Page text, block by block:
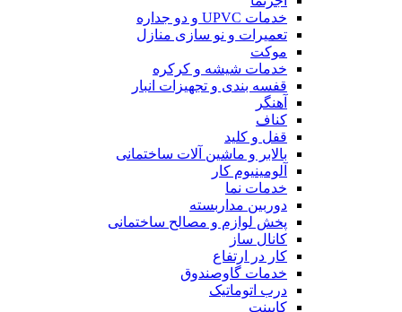
خدمات UPVC و دو جداره
تعمیرات و نو سازی منازل
موکت
خدمات شیشه و کرکره
قفسه بندی و تجهیزات انبار
آهنگر
کناف
قفل و کلید
بالابر و ماشین آلات ساختمانی
آلومینیوم کار
خدمات نما
دوربین مداربسته
پخش لوازم و مصالح ساختمانی
کانال ساز
کار در ارتفاع
خدمات گاوصندوق
درب اتوماتیک
کابینت